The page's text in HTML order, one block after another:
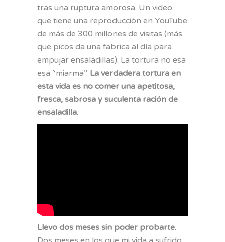
tras una ruptura amorosa. Un video
que tiene una reproducción en YouTube
de más de 300 millones de visitas (más
que picos da una fabrica al día para
empujar ensaladillas). La tortura no esa
esa “miarma”. La verdadera tortura en
esta vida es no comer una apetitosa,
fresca, sabrosa y suculenta ración de
ensaladilla.
Llevo dos meses sin poder probarte.